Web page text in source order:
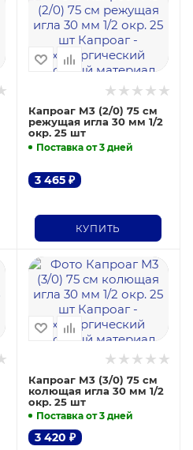
Капроаг М3 (2/0) 75 см
режущая игла 30 мм 1/2
окр. 25 шт
Поставка от 3 дней
3 465₽
КУПИТЬ
Капроаг М3 (3/0) 75 см
колющая игла 30 мм 1/2
окр. 25 шт
Поставка от 3 дней
3 420 ₽